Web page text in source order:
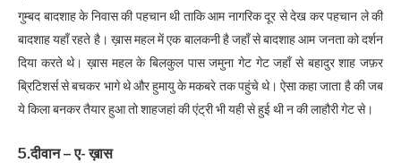
गुम्बद बादशाह के निवास की पहचान थी ताकि आम नागरिक दूर से देख कर पहचान ले की
बादशाह यहाँ रहते है। ख़ास महल में एक बालकनी है जहाँ से बादशाह आम जनता को दर्शन
दिया करते थे। ख़ास महल के बिलकुल पास जमुना गेट गेट जहाँ से बहादुर शाह जफ़र
ब्रिटिशर्स से बचकर भागे थे और हुमायु के मकबरे तक पहुंचे थे। ऐसा कहा जाता है की जब
ये किला बनकर तैयार हुआ तो शाहजहां की एंट्री भी यही से हुई थी न की लाहौरी गेट से।
5.दीवान – ए- ख़ास